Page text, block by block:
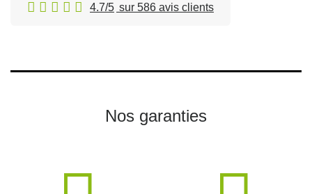
4.7/5 sur 586 avis clients
Nos garanties